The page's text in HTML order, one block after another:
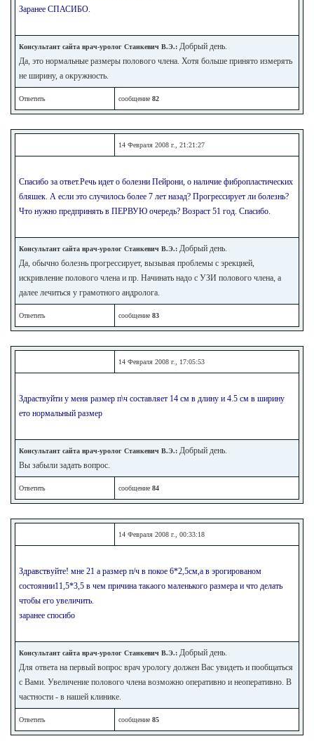
Заранее СПАСИБО.
Консультант сайта врач-уролог Станкевич В.Э.: Добрый день.
Да, это нормальные размеры полового члена. Хотя больше принято измерять
не ширину, а окружность.
Ответить сообщение 82
14 Февраля 2008 г., 21:21:27
Спасибо за ответ.Речь идет о болезни Пейрони, о наличие фибропластических
бляшек. А если это случилось более 7 лет назад? Прогрессирует ли болезнь?
Что нужно предпринять в ПЕРВУЮ очередь? Возраст 51 год. Спасибо.
Консультант сайта врач-уролог Станкевич В.Э.: Добрый день.
Да, обычно болезнь прогрессирует, вызывая проблемы с эрекцией,
искривление полового члена и пр. Начинать надо с УЗИ полового члена, а
далее лечиться у грамотного андролога.
Ответить сообщение 83
14 Февраля 2008 г., 17:05:53
Здраствуйти у меня размер п\ч составляет 14 см в длину и 4.5 см в ширину
ето нормальный размер
Консультант сайта врач-уролог Станкевич В.Э.: Добрый день.
Вы забыли задать вопрос.
Ответить сообщение 84
14 Февраля 2008 г., 00:33:18
Здравствуйте! мне 21 а размер п/ч в покое 6*2,5см,а в эрогированом
состоянии11,5*3,5 в чем причина такаого маленького размера и что делать
чтобы его увеличить.
заранее спосибо
Консультант сайта врач-уролог Станкевич В.Э.: Добрый день.
Для ответа на первый вопрос врач урологу должен Вас увидеть и пообщаться
с Вами. Увеличение полового члена возможно оперативно и неоперативно. В
частности - в нашей клинике.
Ответить сообщение 85